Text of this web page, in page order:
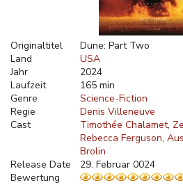
Originaltitel
Dune: Part Two
Land
USA
Jahr
2024
Laufzeit
165 min
Genre
Science-Fiction
Regie
Denis Villeneuve
Cast
Timothée Chalamet
Rebecca Ferguson
Brolin
Release Date
29. Februar 0024
Bewertung